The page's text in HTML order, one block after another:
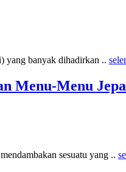
yang banyak dihadirkan ..
Menu-Menu
sesuatu yang ..